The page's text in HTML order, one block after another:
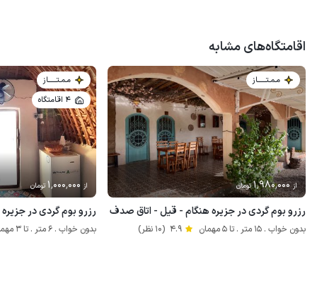
اقامتگاه‌های مشابه
مـمـتــــــاز
از 1٬980٬000تومان
رزرو بوم گردی در جزیره هنگام - قیل - اتاق صدف
بدون خواب . 15 متر . تا 5 مهمان 4.9 (10 نظر)
مـمـتــــــاز
4 اقامتگاه
از 1٬000٬000 تومان
رزرو بوم گردی در
بدون خواب . 6 متر . تا 3 مهمان